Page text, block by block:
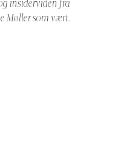
insiderviden fra
Møller som vært.